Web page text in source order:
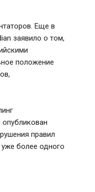
Еще в
заявило о том,
положение
опубликован
правил
более одного